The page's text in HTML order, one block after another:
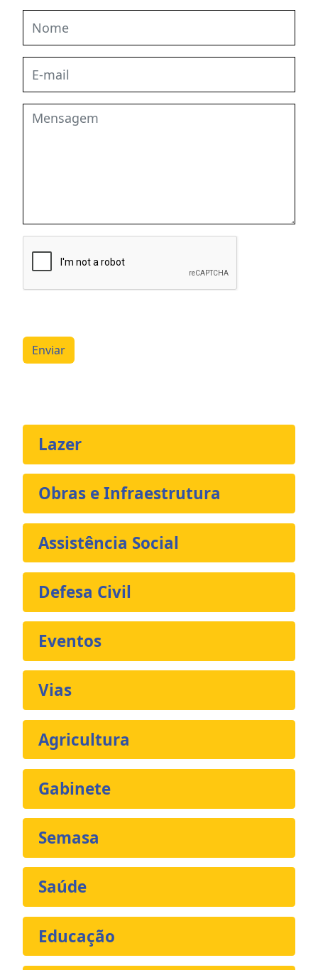
Enviar
Lazer
Obras e Infraestrutura
Assistência Social
Defesa Civil
Eventos
Vias
Agricultura
Gabinete
Semasa
Saúde
Educação